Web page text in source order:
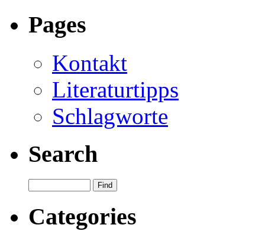
Pages
Kontakt
Literaturtipps
Schlagworte
Search
Categories